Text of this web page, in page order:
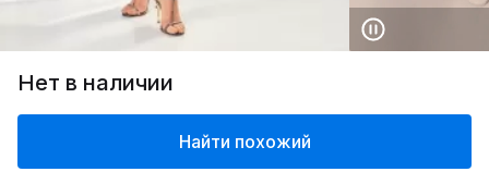
Нет в наличии
Найти похожий